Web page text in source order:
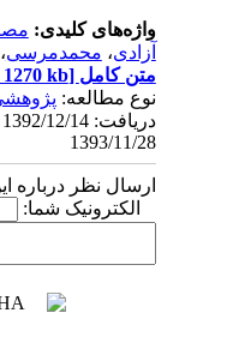
واژه‌های کلیدی:مصر
آزادی،محمدمرسی،
متن کامل[PDF 1270 kb]
نوع مطالعه:پژوهشي
1393/11/28
ارسال نظر درباره
الکترونیک شما: